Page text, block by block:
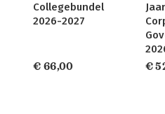
Collegebundel
2026-2027
€ 66,00
€